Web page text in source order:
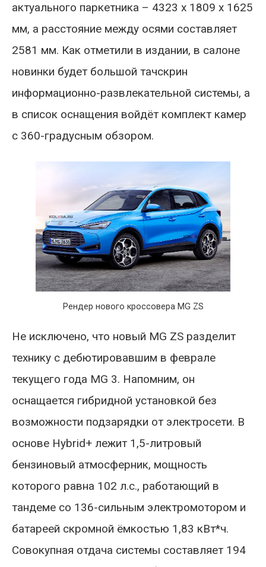
актуального паркетника – 4323 x 1809 x 1625
мм, а расстояние между осями составляет
2581 мм. Как отметили в издании, в салоне
новинки будет большой тачскрин
информационно-развлекательной системы, а
в список оснащения войдёт комплект камер
с 360-градусным обзором.
Рендер нового кроссовера MG ZS
Не исключено, что новый MG ZS разделит
технику с дебютировавшим в феврале
текущего года MG 3. Напомним, он
оснащается гибридной установкой без
возможности подзарядки от электросети. В
основе Hybrid+ лежит 1,5-литровый
бензиновый атмосферник, мощность
которого равна 102 л.с., работающий в
тандеме со 136-сильным электромотором и
батареей скромной ёмкостью 1,83 кВт*ч.
Совокупная отдача системы составляет 194